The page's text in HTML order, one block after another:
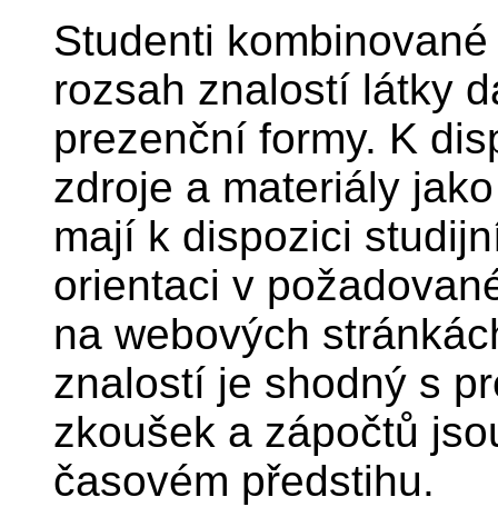
Studenti
rozsah znalostí látky
prezenční formy. K
zdroje a materiály
mají k dispozici
orientaci v
na webových
znalostí je shodný s
zkoušek a zápočtů
časovém předstihu.